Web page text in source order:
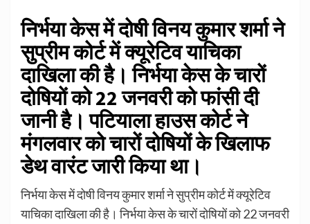
निर्भया केस में दोषी विनय कुमार शर्मा ने
सुप्रीम कोर्ट में क्यूरेटिव याचिका
दाखिला की है। निर्भया केस के चारों
दोषियों को 22 जनवरी को फांसी दी
जानी है। पटियाला हाउस कोर्ट ने
मंगलवार को चारों दोषियों के खिलाफ
डेथ वारंट जारी किया था।
निर्भया केस में दोषी विनय कुमार शर्मा ने सुप्रीम कोर्ट में क्यूरेटिव
याचिका दाखिला की है। निर्भया केस के चारों दोषियों को 22 जनवरी